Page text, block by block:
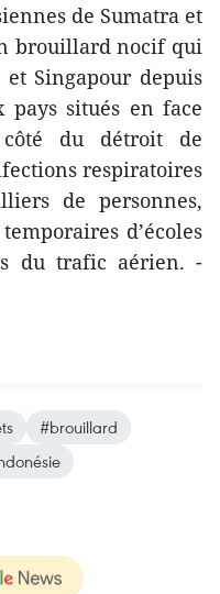
de Sumatra et
brouillard nocif qui
Singapour depuis
pays situés en face
du détroit de
respiratoires
de personnes,
d’écoles
du trafic aérien. -
#brouillard